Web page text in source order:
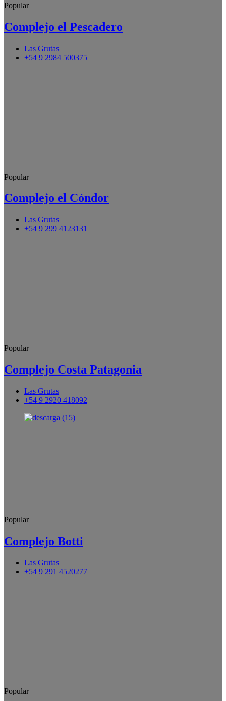
Popular
Complejo el Pescadero
Las Grutas
+54 9 2984 500375
Popular
Complejo el Cóndor
Las Grutas
+54 9 299 4123131
Popular
Complejo Costa Patagonia
Las Grutas
+54 9 2920 418092
Popular
Complejo Botti
Las Grutas
+54 9 291 4520277
Popular